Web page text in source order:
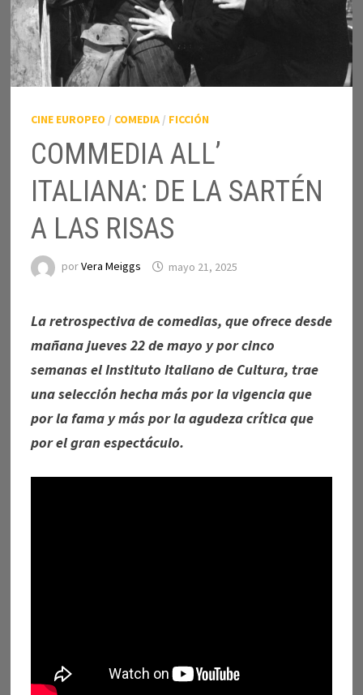
CINE EUROPEO / COMEDIA/ FICCIÓN
COMMEDIA ALL’
ITALIANA: DE LA SARTÉN
A LAS RISAS
porVera Meiggs mayo 21, 2025
La retrospectiva de comedias, que ofrece desde
mañana jueves 22 de mayo y por cinco
semanas el Instituto Italiano de Cultura, trae
una selección hecha más por la vigencia que
por la fama y más por la agudeza crítica que
por el gran espectáculo.